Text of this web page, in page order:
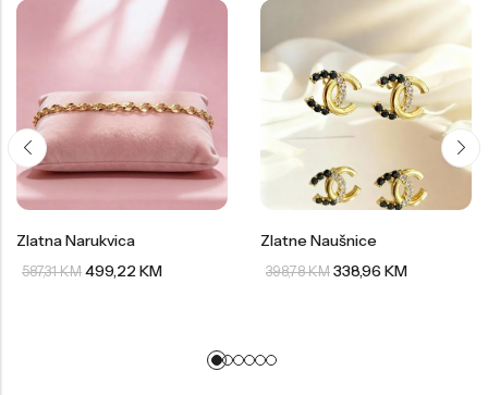
Zlatna Narukvica
587,31KM 499,22KM
Zlatne Naušnice
398,78KM 338,96 KM